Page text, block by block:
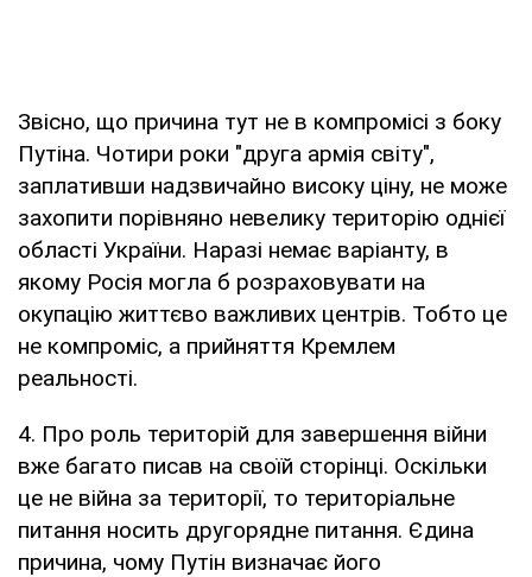
Звісно, що причина тут не в компромісі з боку
Путіна. Чотири роки "друга армія світу",
заплативши надзвичайно високу ціну, не може
захопити порівняно невелику територію однієї
області України. Наразі немає варіанту, в
якому Росія могла б розраховувати на
окупацію життєво важливих центрів. Тобто це
не компроміс, а прийняття Кремлем
реальності.
4. Про роль територій для завершення війни
вже багато писав на своїй сторінці. Оскільки
це не війна за території, то територіальне
питання носить другорядне питання. Єдина
причина, чому Путін визначає його